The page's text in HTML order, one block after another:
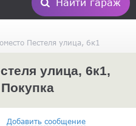
Найти гараж
Пестеля улица, 6к1
улица, 6к1,
Добавить сообщение